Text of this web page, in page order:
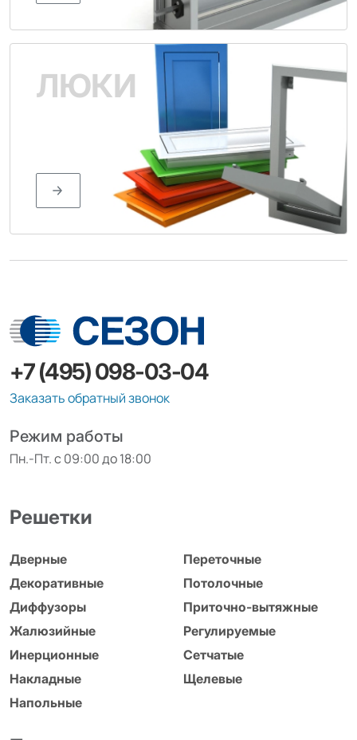
ЛЮКИ
+7 (495) 098-03-04
Заказать обратный звонок
Режим работы
Пн.-Пт. с 09:00 до 18:00
Решетки
Дверные
Декоративные
Диффузоры
Жалюзийные
Инерционные
Накладные
Напольные
Переточные
Потолочные
Приточно-вытяжные
Регулируемые
Сетчатые
Щелевые